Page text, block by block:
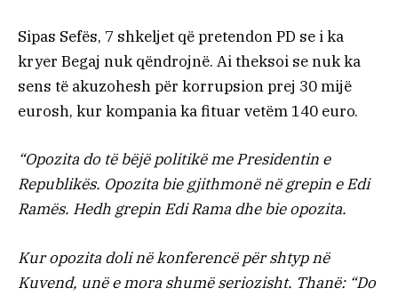
Sipas Sefës, 7 shkeljet që pretendon PD se i ka
kryer Begaj nuk qëndrojnë. Ai theksoi se nuk ka
sens të akuzohesh për korrupsion prej 30 mijë
eurosh, kur kompania ka fituar vetëm 140 euro.
“Opozita do të bëjë politikë me Presidentin e
Republikës. Opozita bie gjithmonë në grepin e Edi
Ramës. Hedh grepin Edi Rama dhe bie opozita.
Kur opozita doli në konferencë për shtyp në
Kuvend, unë e mora shumë seriozisht. Thanë: “Do